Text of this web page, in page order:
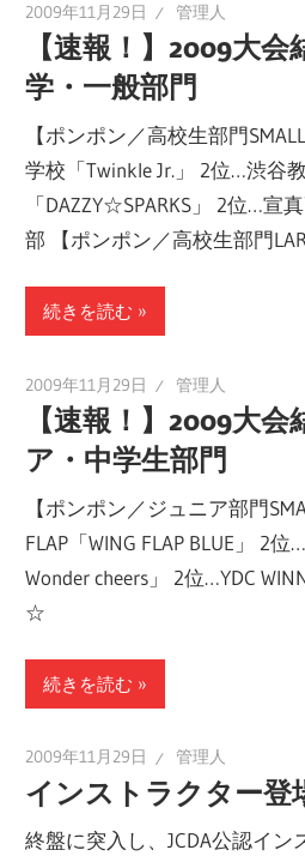
2009年11月29日 管理人
【速報！】2009大
学・一般部門
【ポンポン／高校生部門
学校「Twinkle Jr.」 2位…渋谷
「DAZZY☆SPARKS」 2位…宣
部 【ポンポン／高校生部門
続きを読む
2009年11月29日 管理人
【速報！】2009大
ア・中学生部門
【ポンポン／ジュニア部門
FLAP「WING FLAP BLUE」 2
Wonder cheers」 2位…YDC
☆
続きを読む
2009年11月29日 管理人
インストラクター
終盤に突入し、JCDA公認イ